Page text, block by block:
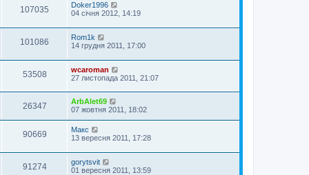
107035
Doker1996
04 січня 2012, 14:19
101086
Rom1k
14 грудня 2011, 17:00
53508
wcaroman
27 листопада 2011, 21:07
26347
ArbAlet69
07 жовтня 2011, 18:02
90669
Макс
13 вересня 2011, 17:28
91274
gorytsvit
01 вересня 2011, 13:59